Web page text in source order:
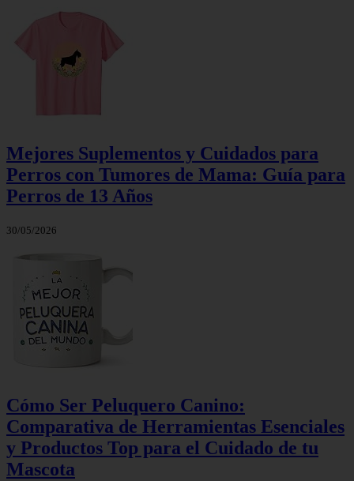
Mejores Suplementos y Cuidados para
Perros con Tumores de Mama: Guía para
Perros de 13 Años
30/05/2026
Cómo Ser Peluquero Canino:
Comparativa de Herramientas Esenciales
y Productos Top para el Cuidado de tu
Mascota